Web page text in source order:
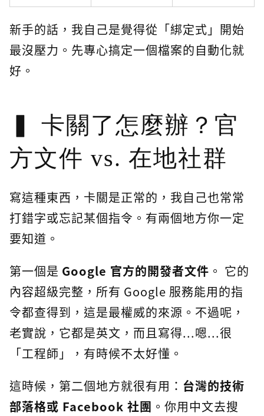
新手的話，我自己是覺得從「綁定式」開始
最沒壓力。先專心搞定一個檔案的自動化就
好。
卡關了怎麼辦？官
方文件 vs. 在地社群
寫這種東西，卡關是正常的，我自己也常常
打錯字或忘記某個指令。有兩個地方你一定
要知道。
第一個是 Google 官方的開發者文件 。 它的
內容超級完整，所有 Google 服務能用的指
令都查得到，這是最權威的來源。不過呢，
老實說，它都是英文，而且寫得...嗯...很
「工程師」，有時候不太好懂。
這時候，第二個地方就很有用： 台灣的技術
部落格或 Facebook 社團 。你用中文去搜